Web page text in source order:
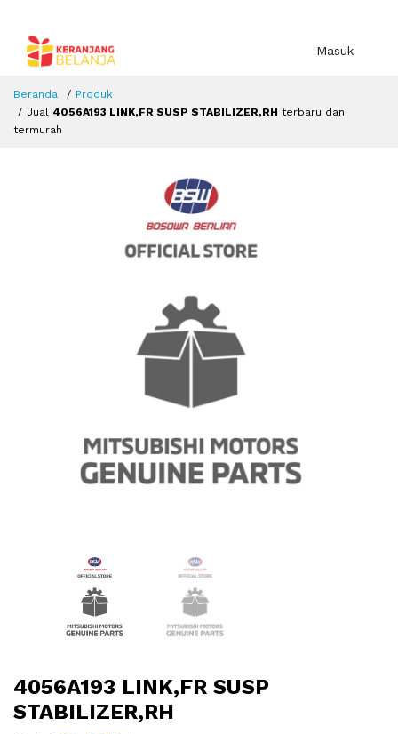
Masuk
Beranda
Produk
Jual 4056A193 LINK,FR SUSP STABILIZER,RH terbaru dan
termurah
4056A193 LINK,FR SUSP
STABILIZER,RH